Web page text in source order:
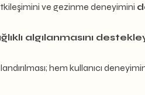
ve gezinme deneyimini
algılanmasını
hem kullanıcı